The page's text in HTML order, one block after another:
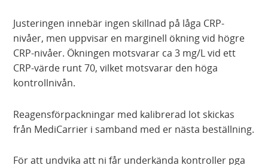
Justeringen innebär ingen skillnad på låga CRP-
nivåer, men uppvisar en marginell ökning vid högre
CRP-nivåer. Ökningen motsvarar ca 3 mg/L vid ett
CRP-värde runt 70, vilket motsvarar den höga
kontrollnivån.
Reagensförpackningar med kalibrerad lot skickas
från MediCarrier i samband med er nästa beställning.
För att undvika att ni får underkända kontroller pga